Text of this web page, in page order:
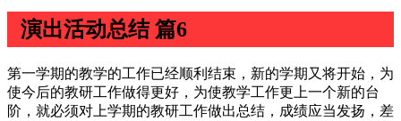
演出活动总结 篇6
第一学期的教学的工作已经顺利结束，新的学期又将开始，为
使今后的教研工作做得更好，为使教学工作更上一个新的台
阶，就必须对上学期的教研工作做出总结，成绩应当发扬，差